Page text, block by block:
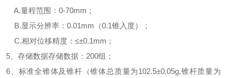
A.量程范围：0-70mm；
B.显示分辨率：0.01mm（0.1锥入度）；
C.相对位移精度：≤±0.1mm；
5、存储数据存储数据：200组；
6、标准全锥体及锥杆（锥体总质量为102.5±0.05g,锥杆质量为